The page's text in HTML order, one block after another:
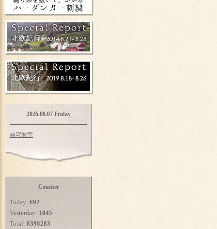
2026.08.07 Friday
自宅教室
Counter
Today: 692
Yesterday: 1845
Total: 8398283